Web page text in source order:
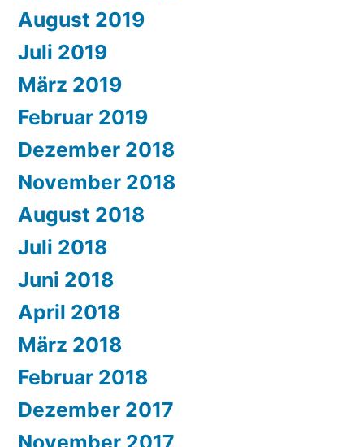
August 2019
Juli 2019
März 2019
Februar 2019
Dezember 2018
November 2018
August 2018
Juli 2018
Juni 2018
April 2018
März 2018
Februar 2018
Dezember 2017